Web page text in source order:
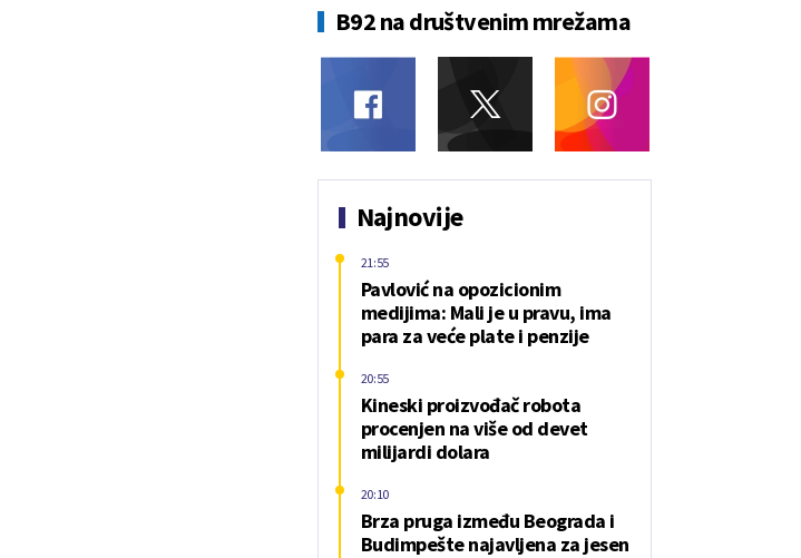
B92 na društvenim mrežama
Najnovije
Pavlović na opozicionim
medijima: Mali je u pravu, ima
para za veće plate i penzije
21:55
Kineski proizvođač robota
procenjen na više od devet
milijardi dolara
20:55
Brza pruga između Beograda i
Budimpešte najavljena za jesen
20:10